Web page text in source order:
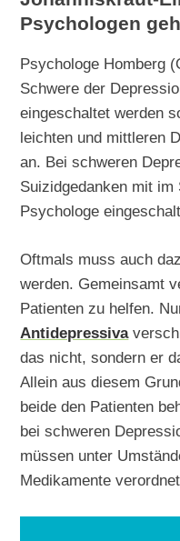
Psychologen
Psychologe Homberg
Schwere der
eingeschaltet werden
leichten und mittleren
an. Bei schweren
Suizidgedanken mit
Psychologe
Oftmals muss auch
werden. Gemeinsamt
Patienten zu helfen.
Antidepressiva
das nicht, sondern er
Allein aus diesem
beide den Patienten
bei schweren
müssen unter
Medikamente